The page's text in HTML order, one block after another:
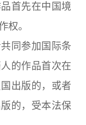
首先在中国境
权。
同参加国际条
的作品首次在
出版的，或者
的，受本法保